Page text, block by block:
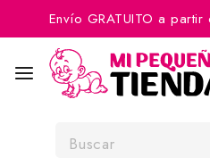
Envío GRATUITO a